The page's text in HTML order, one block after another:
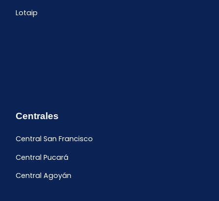
Lotaip
Centrales
Central San Francisco
Central Pucará
Central Agoyán